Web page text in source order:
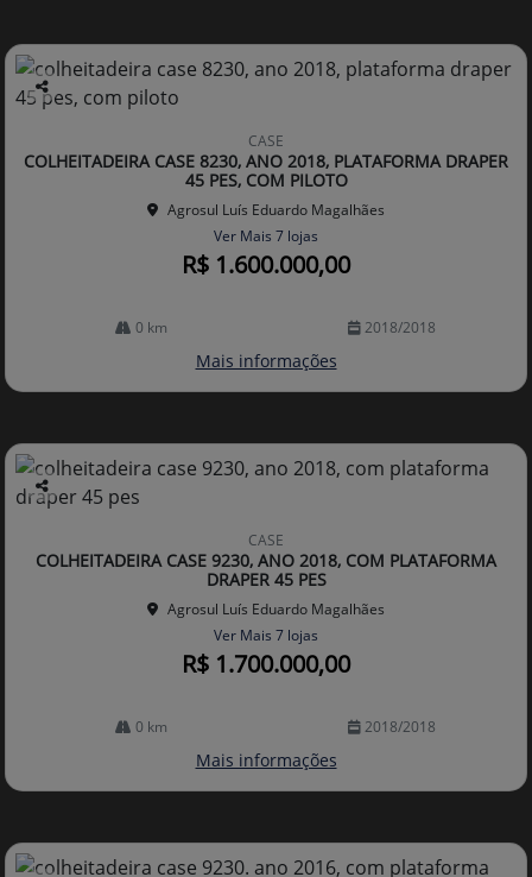
Co
arti
lhe
CASE
COLHEITADEIRA CASE 8230, ANO 2018, PLATAFORMA DRAPER
45 PES, COM PILOTO
Agrosul Luís Eduardo Magalhães
Ver Mais 7 lojas
R$ 1.600.000,00
0 km 2018/2018
Mais informações
Co
arti
lhe
CASE
COLHEITADEIRA CASE 9230, ANO 2018, COM PLATAFORMA
DRAPER 45 PES
Agrosul Luís Eduardo Magalhães
Ver Mais 7 lojas
R$ 1.700.000,00
0 km 2018/2018
Mais informações